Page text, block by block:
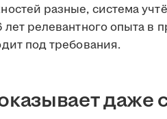
разные, система
лет релевантного опыта в
под требования.
даже